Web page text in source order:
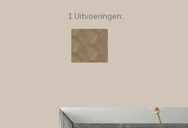
1 Uitvoeringen: